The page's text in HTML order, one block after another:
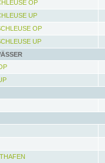
OP
UP
OP
UP